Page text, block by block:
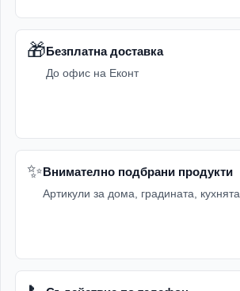
🎁Безплатна доставка
До офис на Еконт
✨Внимателно подбрани продукти
Артикули за дома, градината,